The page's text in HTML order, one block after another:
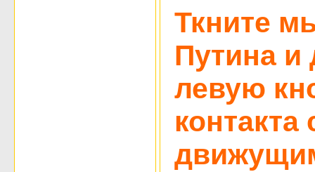
Ткните
Путина и
левую
контакта